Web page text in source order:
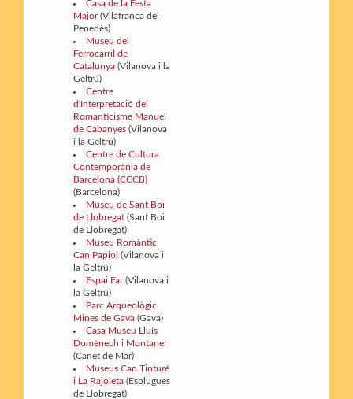
Casa de la Festa
Major (Vilafranca del
Penedès)
Museu del
Ferrocarril de
Catalunya (Vilanova i la
Geltrú)
Centre
d'Interpretació del
Romanticisme Manuel
de Cabanyes (Vilanova
i la Geltrú)
Centre de Cultura
Contemporània de
Barcelona (CCCB)
(Barcelona)
Museu de Sant Boi
de Llobregat (Sant Boi
de Llobregat)
Museu Romàntic
Can Papiol (Vilanova i
la Geltrú)
Espai Far (Vilanova i
la Geltrú)
Parc Arqueològic
Mines de Gavà (Gavà)
Casa Museu Lluís
Domènech i Montaner
(Canet de Mar)
Museus Can Tinturé
i La Rajoleta (Esplugues
de Llobregat)